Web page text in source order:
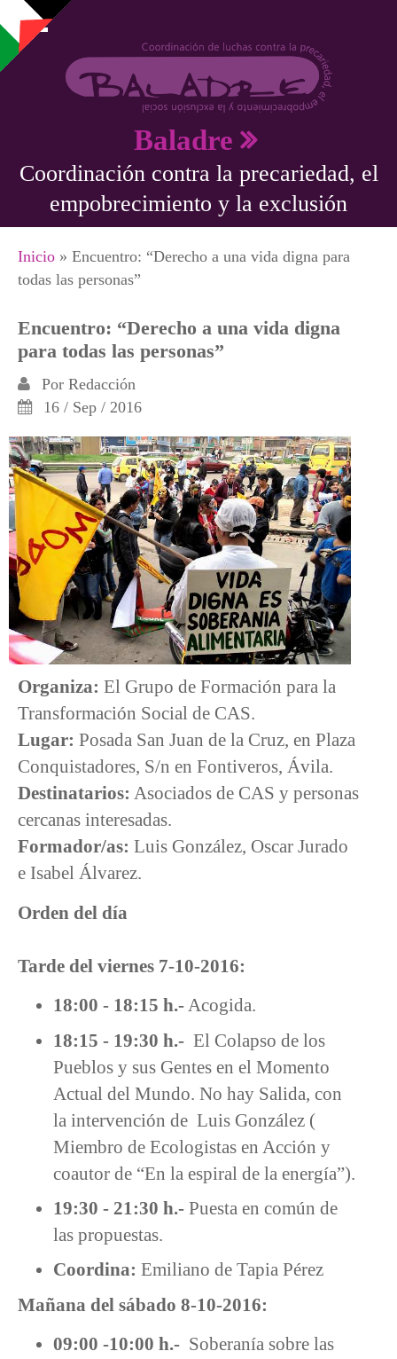
Pasar al contenido principal
Baladre
Coordinación contra la precariedad, el
empobrecimiento y la exclusión
Se encuentra usted aquí
Inicio » Encuentro: “Derecho a una vida digna para
todas las personas”
Encuentro: “Derecho a una vida digna
para todas las personas”
Por Redacción
16 / Sep / 2016
Organiza: El Grupo de Formación para la
Transformación Social de CAS.
Lugar: Posada San Juan de la Cruz, en Plaza
Conquistadores, S/n en Fontiveros, Ávila.
Destinatarios: Asociados de CAS y personas
cercanas interesadas.
Formador/as: Luis González, Oscar Jurado
e Isabel Álvarez.
Orden del día
Tarde del viernes 7-10-2016:
18:00 - 18:15 h.- Acogida.
18:15 - 19:30 h.- El Colapso de los
Pueblos y sus Gentes en el Momento
Actual del Mundo. No hay Salida, con
la intervención de Luis González (
Miembro de Ecologistas en Acción y
coautor de “En la espiral de la energía”).
19:30 - 21:30 h.- Puesta en común de
las propuestas.
Coordina: Emiliano de Tapia Pérez
Mañana del sábado 8-10-2016:
09:00 -10:00 h.- Soberanía sobre las